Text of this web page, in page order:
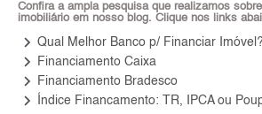
Confira a ampla pesquisa que realizamos
imobiliário em nosso blog. Clique nos links
keyboard_arrow_right Qual Melhor Banco p/ Financiar Imóvel?
keyboard_arrow_right Financiamento Caixa
keyboard_arrow_right Financiamento Bradesco
keyboard_arrow_right Índice Financamento: TR, IPCA ou